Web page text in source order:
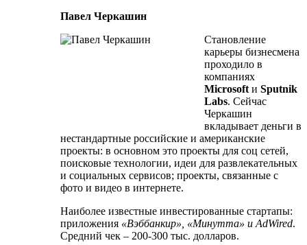
Павел Черкашин
Становление
карьеры бизнесмена
проходило в
компаниях
Microsoft и Sputnik
Labs. Сейчас
Черкашин
вкладывает деньги в
нестандартные российские и американские
проекты: в основном это проекты для соц сетей,
поисковые технологии, идеи для развлекательных
и социальных сервисов; проекты, связанные с
фото и видео в интернете.
Наиболее известные инвестированные стартапы:
приложения «Вэббанкир», «Минутта» и AdWired.
Средний чек – 200-300 тыс. долларов.